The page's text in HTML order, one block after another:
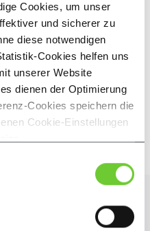
Cookies, um unser
und sicherer zu
diese notwendigen
Cookies helfen uns
unserer Website
dienen der Optimierung
Cookies speichern die
Cookie-Einstellungen
Präferenz-, Statistik-
Klicken auf den Button
lediglich der Verwendung
ausgewählten
für OWL
für OWL24
- Anlage 1